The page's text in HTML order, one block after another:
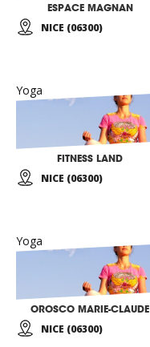
ESPACE MAGNAN
NICE (06300)
Yoga
FITNESS LAND
NICE (06300)
Yoga
OROSCO MARIE-CLAUDE
NICE (06300)